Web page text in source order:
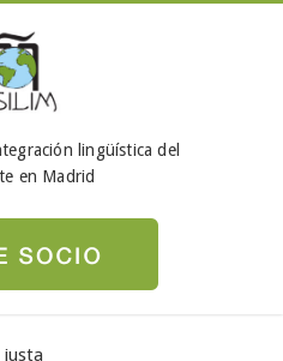
lingüística del
en Madrid